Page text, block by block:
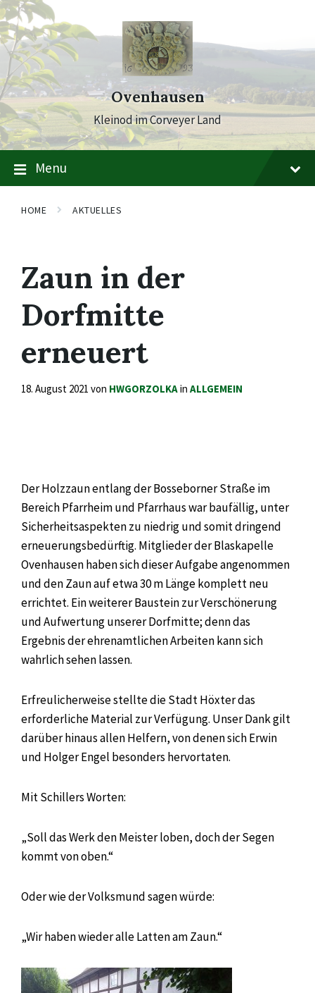
Skip
to
content
Skip
to
main
navigation
Skip
to
footer
Ovenhausen
Kleinod im Corveyer Land
Menu
HOME AKTUELLES
Zaun in der
Dorfmitte
erneuert
18. August 2021 von HWGORZOLKAin ALLGEMEIN
Der Holzzaun entlang der Bosseborner Straße im
Bereich Pfarrheim und Pfarrhaus war baufällig, unter
Sicherheitsaspekten zu niedrig und somit dringend
erneuerungsbedürftig. Mitglieder der Blaskapelle
Ovenhausen haben sich dieser Aufgabe angenommen
und den Zaun auf etwa 30 m Länge komplett neu
errichtet. Ein weiterer Baustein zur Verschönerung
und Aufwertung unserer Dorfmitte; denn das
Ergebnis der ehrenamtlichen Arbeiten kann sich
wahrlich sehen lassen.
Erfreulicherweise stellte die Stadt Höxter das
erforderliche Material zur Verfügung. Unser Dank gilt
darüber hinaus allen Helfern, von denen sich Erwin
und Holger Engel besonders hervortaten.
Mit Schillers Worten:
„Soll das Werk den Meister loben, doch der Segen
kommt von oben.“
Oder wie der Volksmund sagen würde:
„Wir haben wieder alle Latten am Zaun.“